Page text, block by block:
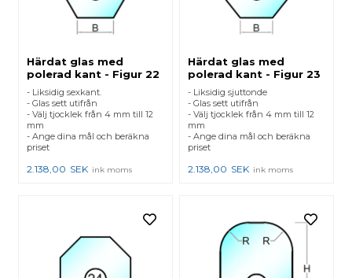
Härdat glas med
polerad kant - Figur 22
- Liksidig sexkant.
- Glas sett utifrån
- Välj tjocklek från 4 mm till 12
mm
- Ange dina mål och beräkna
priset
2.138,00 SEK ink moms
Härdat glas med
polerad kant - Figur 23
- Liksidig sjuttonde
- Glas sett utifrån
- Välj tjocklek från 4 mm till 12
mm
- Ange dina mål och beräkna
priset
2.138,00 SEK ink moms